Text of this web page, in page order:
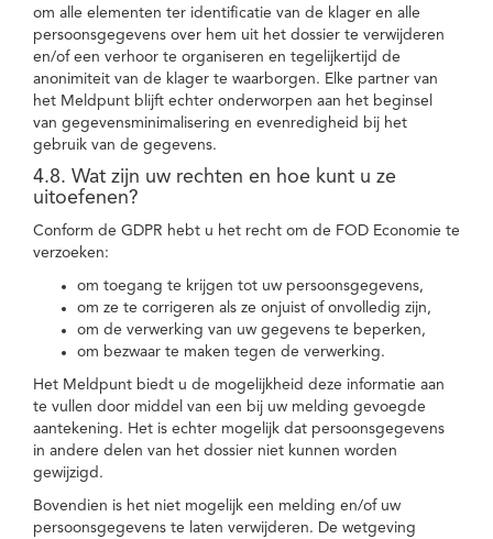
om alle elementen ter identificatie van de klager en alle
persoonsgegevens over hem uit het dossier te verwijderen
en/of een verhoor te organiseren en tegelijkertijd de
anonimiteit van de klager te waarborgen. Elke partner van
het Meldpunt blijft echter onderworpen aan het beginsel
van gegevensminimalisering en evenredigheid bij het
gebruik van de gegevens.
4.8. Wat zijn uw rechten en hoe kunt u ze
uitoefenen?
Conform de GDPR hebt u het recht om de FOD Economie te
verzoeken:
om toegang te krijgen tot uw persoonsgegevens,
om ze te corrigeren als ze onjuist of onvolledig zijn,
om de verwerking van uw gegevens te beperken,
om bezwaar te maken tegen de verwerking.
Het Meldpunt biedt u de mogelijkheid deze informatie aan
te vullen door middel van een bij uw melding gevoegde
aantekening. Het is echter mogelijk dat persoonsgegevens
in andere delen van het dossier niet kunnen worden
gewijzigd.
Bovendien is het niet mogelijk een melding en/of uw
persoonsgegevens te laten verwijderen. De wetgeving